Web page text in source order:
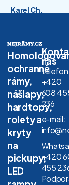
Karel Ch.
ochranné
rámy,
nášlapy,
hardtopy,
rolety a
kryty
na
pickupy,
LED
nás
telefon:
+420
608
236
e-mail:
+420
455